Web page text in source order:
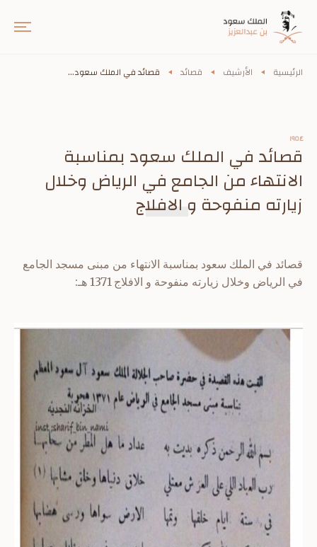
الرئيسية الأرشيف قصائد قصائد في الملك سعود...
١٩٥٤
قصائد في الملك سعود بمناسبة
الانتهاء من الجامع في الرياض وخلال
زيارته منفوحة و الافلاج
قصائد في الملك سعود بمناسبة الانتهاء من مبنى مسجد الجامع
في الرياض وخلال زيارته منفوحة و الافلاج 1371 هـ: